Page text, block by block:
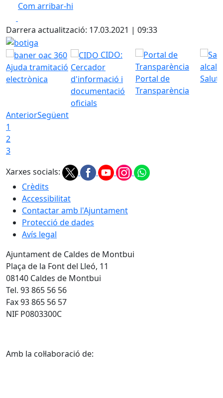
Com arribar-hi
+
−
Darrera actualització: 17.03.2021 | 09:33
botiga
Ajuda tramitació
electrònica
CIDO:
Cercador
d'informació i
documentació
oficials
Portal de
Transparència
AnteriorSegüent
1
2
3
Xarxes socials:
Crèdits
Accessibilitat
Contactar amb l'Ajuntament
Protecció de dades
Avís legal
Ajuntament de Caldes de Montbui
Plaça de la Font del Lleó, 11
08140 Caldes de Montbui
Tel. 93 865 56 56
Fax 93 865 56 57
NIF P0803300C
Amb la col·laboració de: